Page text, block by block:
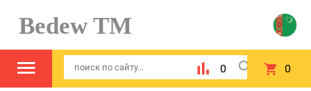
Bedew TM
0 0